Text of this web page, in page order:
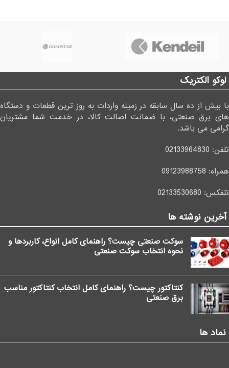
ای که دارد می تواند در سوئیچینگ
های بسیار بالا مورد استفاده قرار
بسیار بالا مورد استفاده قرار گیرد.
لوکو الکتریک
با بیش از ده سال سابقه در زمینه واردات به روز ترین قطعات و دستگاه
های برق صنعتی، با ضمانت اصالت کالا، در خدمت شما مشتریان
گرامی می باشد.
تلفن: 02133964830
همراه: 09123988758
تلفکس: 02133530680
آخرین نوشته ها
سوکت صنعتی چیست؟ راهنمای کامل انواع، کاربردها و
نحوه انتخاب سوکت صنعتی
کنتاکتور چیست؟ راهنمای کامل انتخاب کنتاکتور مناسب
برق صنعتی
نماد ها